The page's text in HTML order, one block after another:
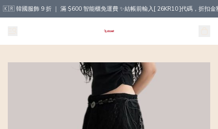
🇰🇷 韓國服飾 9 折 ｜ 滿 $600 智能櫃免運費 ✨結帳前輸入[ 26KR10 ]代碼，折扣金